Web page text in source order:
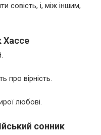
совість, і, між іншим,
Хассе
про вірність.
любові.
сонник